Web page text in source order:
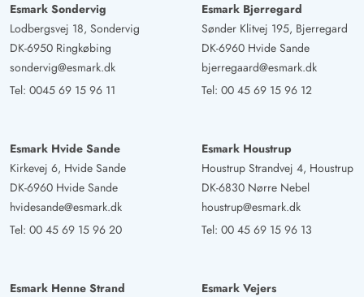
Esmark Sondervig
Lodbergsvej 18, Sondervig
DK-6950 Ringkøbing
sondervig@esmark.dk
Tel: 0045 69 15 96 11
Esmark Bjerregard
Sønder Klitvej 195, Bjerregard
DK-6960 Hvide Sande
bjerregaard@esmark.dk
Tel: 00 45 69 15 96 12
Esmark Hvide Sande
Kirkevej 6, Hvide Sande
DK-6960 Hvide Sande
hvidesande@esmark.dk
Tel: 00 45 69 15 96 20
Esmark Houstrup
Houstrup Strandvej 4, Houstrup
DK-6830 Nørre Nebel
houstrup@esmark.dk
Tel: 00 45 69 15 96 13
Esmark Henne Strand
Esmark Vejers